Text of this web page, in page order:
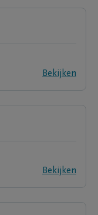
Bekijken
Bekijken